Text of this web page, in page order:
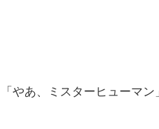
「やあ、ミスターヒューマ